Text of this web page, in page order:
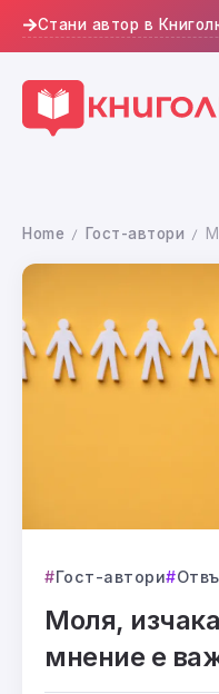
Стани автор в
Home / Гост-автори /
Гост-автори
Моля,
мнение е